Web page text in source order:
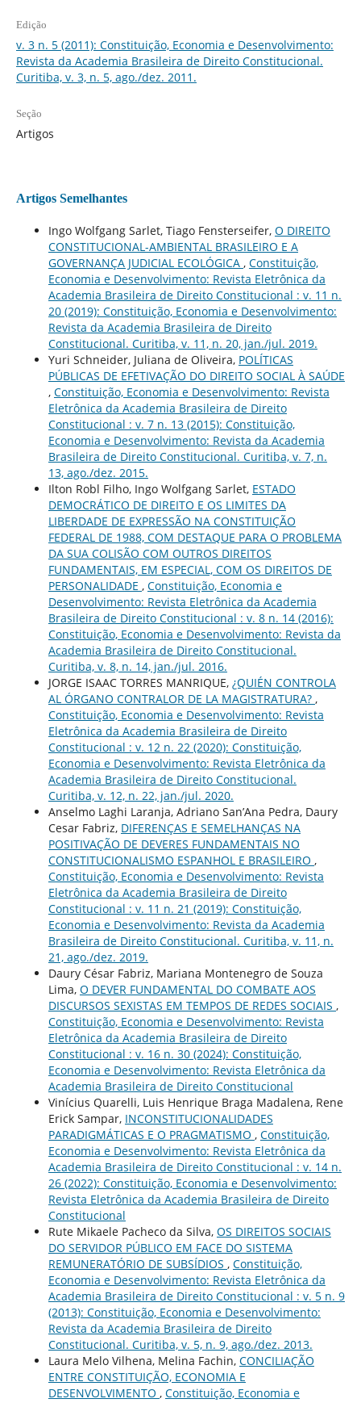
Edição
v. 3 n. 5 (2011): Constituição, Economia e Desenvolvimento:
Revista da Academia Brasileira de Direito Constitucional.
Curitiba, v. 3, n. 5, ago./dez. 2011.
Seção
Artigos
Artigos Semelhantes
Ingo Wolfgang Sarlet, Tiago Fensterseifer, O DIREITO
CONSTITUCIONAL-AMBIENTAL BRASILEIRO E A
GOVERNANÇA JUDICIAL ECOLÓGICA , Constituição,
Economia e Desenvolvimento: Revista Eletrônica da
Academia Brasileira de Direito Constitucional : v. 11 n.
20 (2019): Constituição, Economia e Desenvolvimento:
Revista da Academia Brasileira de Direito
Constitucional. Curitiba, v. 11, n. 20, jan./jul. 2019.
Yuri Schneider, Juliana de Oliveira, POLÍTICAS
PÚBLICAS DE EFETIVAÇÃO DO DIREITO SOCIAL À SAÚDE
, Constituição, Economia e Desenvolvimento: Revista
Eletrônica da Academia Brasileira de Direito
Constitucional : v. 7 n. 13 (2015): Constituição,
Economia e Desenvolvimento: Revista da Academia
Brasileira de Direito Constitucional. Curitiba, v. 7, n.
13, ago./dez. 2015.
Ilton Robl Filho, Ingo Wolfgang Sarlet, ESTADO
DEMOCRÁTICO DE DIREITO E OS LIMITES DA
LIBERDADE DE EXPRESSÃO NA CONSTITUIÇÃO
FEDERAL DE 1988, COM DESTAQUE PARA O PROBLEMA
DA SUA COLISÃO COM OUTROS DIREITOS
FUNDAMENTAIS, EM ESPECIAL, COM OS DIREITOS DE
PERSONALIDADE , Constituição, Economia e
Desenvolvimento: Revista Eletrônica da Academia
Brasileira de Direito Constitucional : v. 8 n. 14 (2016):
Constituição, Economia e Desenvolvimento: Revista da
Academia Brasileira de Direito Constitucional.
Curitiba, v. 8, n. 14, jan./jul. 2016.
JORGE ISAAC TORRES MANRIQUE, ¿QUIÉN CONTROLA
AL ÓRGANO CONTRALOR DE LA MAGISTRATURA? ,
Constituição, Economia e Desenvolvimento: Revista
Eletrônica da Academia Brasileira de Direito
Constitucional : v. 12 n. 22 (2020): Constituição,
Economia e Desenvolvimento: Revista Eletrônica da
Academia Brasileira de Direito Constitucional.
Curitiba, v. 12, n. 22, jan./jul. 2020.
Anselmo Laghi Laranja, Adriano San’Ana Pedra, Daury
Cesar Fabriz, DIFERENÇAS E SEMELHANÇAS NA
POSITIVAÇÃO DE DEVERES FUNDAMENTAIS NO
CONSTITUCIONALISMO ESPANHOL E BRASILEIRO ,
Constituição, Economia e Desenvolvimento: Revista
Eletrônica da Academia Brasileira de Direito
Constitucional : v. 11 n. 21 (2019): Constituição,
Economia e Desenvolvimento: Revista da Academia
Brasileira de Direito Constitucional. Curitiba, v. 11, n.
21, ago./dez. 2019.
Daury César Fabriz, Mariana Montenegro de Souza
Lima, O DEVER FUNDAMENTAL DO COMBATE AOS
DISCURSOS SEXISTAS EM TEMPOS DE REDES SOCIAIS ,
Constituição, Economia e Desenvolvimento: Revista
Eletrônica da Academia Brasileira de Direito
Constitucional : v. 16 n. 30 (2024): Constituição,
Economia e Desenvolvimento: Revista Eletrônica da
Academia Brasileira de Direito Constitucional
Vinícius Quarelli, Luis Henrique Braga Madalena, Rene
Erick Sampar, INCONSTITUCIONALIDADES
PARADIGMÁTICAS E O PRAGMATISMO , Constituição,
Economia e Desenvolvimento: Revista Eletrônica da
Academia Brasileira de Direito Constitucional : v. 14 n.
26 (2022): Constituição, Economia e Desenvolvimento:
Revista Eletrônica da Academia Brasileira de Direito
Constitucional
Rute Mikaele Pacheco da Silva, OS DIREITOS SOCIAIS
DO SERVIDOR PÚBLICO EM FACE DO SISTEMA
REMUNERATÓRIO DE SUBSÍDIOS , Constituição,
Economia e Desenvolvimento: Revista Eletrônica da
Academia Brasileira de Direito Constitucional : v. 5 n. 9
(2013): Constituição, Economia e Desenvolvimento:
Revista da Academia Brasileira de Direito
Constitucional. Curitiba, v. 5, n. 9, ago./dez. 2013.
Laura Melo Vilhena, Melina Fachin, CONCILIAÇÃO
ENTRE CONSTITUIÇÃO, ECONOMIA E
DESENVOLVIMENTO , Constituição, Economia e